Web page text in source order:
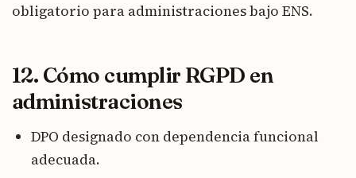
obligatorio para administraciones bajo ENS.
12. Cómo cumplir RGPD en
administraciones
DPO designado con dependencia funcional
adecuada.